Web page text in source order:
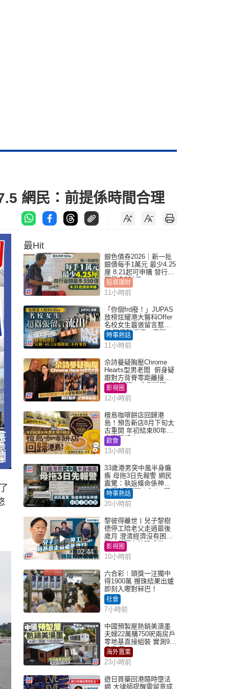
網民：前提係時間合理
最Hit
銀色債券2026｜新一批
銀債每手1萬元 最少4.25
厘 8.21起可申購 發行金
額最多550億
投資理財
11小時前
「你個frd廢！」JUPAS
放榜炫耀港大醫科Offer
名校女生囂張留言惹眾
怒 醫學院澄清：宣稱
「40.5分獲錄取」不符事
實｜Juicy叮
時事熱話
11小時前
佘詩曼疑胸壓Chrome
Hearts型男老闆 俯身疑
跟對方背脊零距離接觸
網民驚呼：企側邊唔
得？
影視圈
12小時前
檀島咖啡餅店回歸港
島！預告新店8月下旬太
古重開 年初結束80年歷
史灣仔總店
飲食
13小時前
33歲港男突中風半身癱
瘓 母拖3日先報警 網民
震驚：執返條命係神蹟
自爆2個惡習｜Juicy叮
時事熱話
20小時前
02:44
黎彼得離世丨兒子黎樹
德停工陪老父走過最後
歲月 澄清經濟沒有困
難：傳聞有誇張成份
影視圈
10小時前
六合彩︱頭獎一注獨中
得1900萬 攪珠結果出爐
即刻入嚟對冧巴！
社會
7小時前
中國預製屋熱銷美澳墨
夫婦22萬購750呎兩房戶
零地基直接組裝 實測9個
月激讚
海外置業
23小時前
遊日買藥回港隨時墮法
網 大律師提醒需留意成